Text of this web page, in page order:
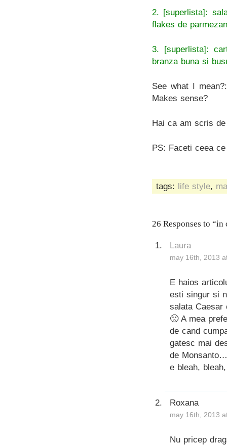
2. [superlista]:
flakes de
3. [superlista]:
branza buna si
See what I
Makes sense?
Hai ca am scris
PS: Faceti ceea
tags: life style,
26 Responses to “in
Laura
may 16th, 2013
E haios
esti singur si
salata Caesar
🙁 A mea
de cand
gatesc mai
de
e bleah,
Roxana
may 16th, 2013
Nu pricep